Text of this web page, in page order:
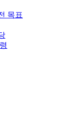
목표